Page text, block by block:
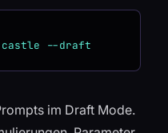
im Draft Mode.